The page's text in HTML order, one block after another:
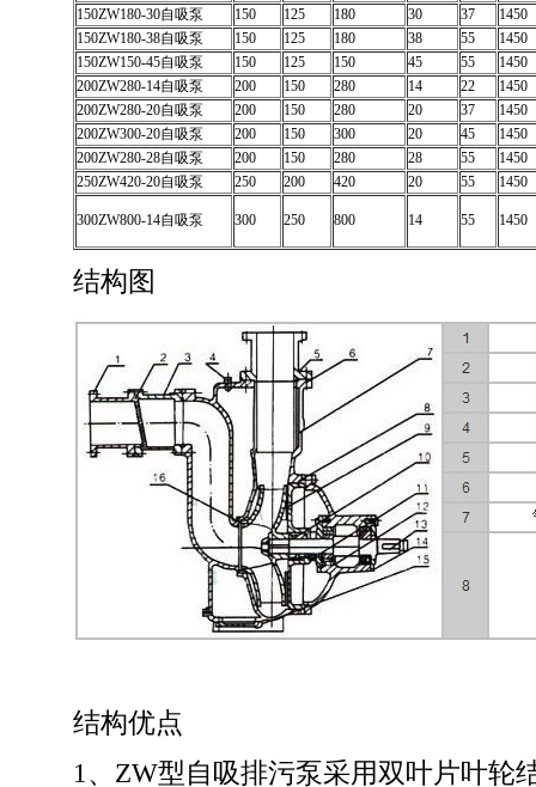
150ZW180-30自吸泵
150 125 180 30 37
1450
150ZW180-38自吸泵
150 125 180 38 55
1450
150ZW150-45自吸泵
150 125 150 45 55
1450
200ZW280-14自吸泵
200 150 280 14 22
1450
200ZW280-20自吸泵
200 150 280 20 37
1450
200ZW300-20自吸泵
200 150 300 20 45
1450
200ZW280-28自吸泵
200 150 280 28 55
1450
250ZW420-20自吸泵
250 200 420 20 55 1450
300ZW800-14自吸泵 300 250 800 14 55 1450
结构图
结构优点
1、ZW型自吸排污泵采用双叶片叶轮